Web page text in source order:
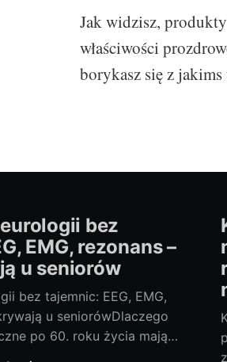
Jak widzisz,
właściwości
borykasz się z
bez
EMG, rezonans –
u seniorów
bez tajemnic: EEG, EMG,
u seniorówDlaczego
po 60. roku życia mają
ale i miłośniczka